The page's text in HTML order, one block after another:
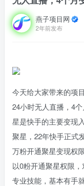
燕子项目网
2年前发布
今天给大家带来的项
24小时无人直播，4
星是快手的主要变现
聚星，22年快手正式
万粉开通聚星变现权
以0粉开通聚星权限
专业技能，基本有手